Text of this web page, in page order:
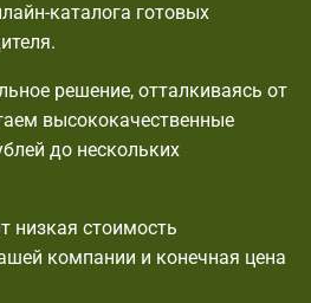
каталога готовых
решение, отталкиваясь от
высококачественные
до нескольких
низкая стоимость
компании и конечная цена